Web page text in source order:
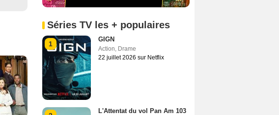
Séries TV les + populaires
1
GIGN
Action, Drame
22 juillet 2026 sur Netflix
L'Attentat du vol Pan Am 103